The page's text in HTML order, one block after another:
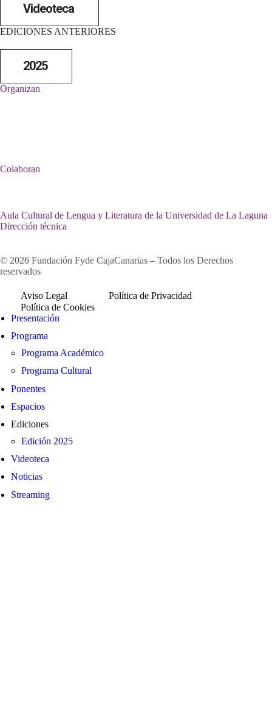
Videoteca
EDICIONES ANTERIORES
2025
Organizan
Colaboran
Aula Cultural de Lengua y Literatura de la Universidad de La Laguna
Dirección técnica
© 2026 Fundación Fyde CajaCanarias – Todos los Derechos
reservados
Aviso Legal
Política de Privacidad
Política de Cookies
Presentación
Programa
Programa Académico
Programa Cultural
Ponentes
Espacios
Ediciones
Edición 2025
Videoteca
Noticias
Streaming